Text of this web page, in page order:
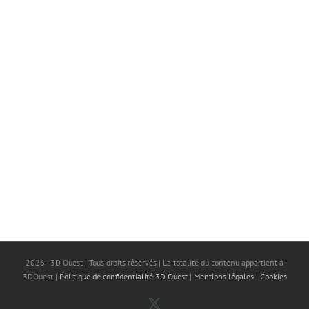
2026 - 3D Ouest | Tous droits réservés | La totalité du contenu appartient à
3DOuest | Politique de confidentialité 3D Ouest| Mentions légales| Cookies